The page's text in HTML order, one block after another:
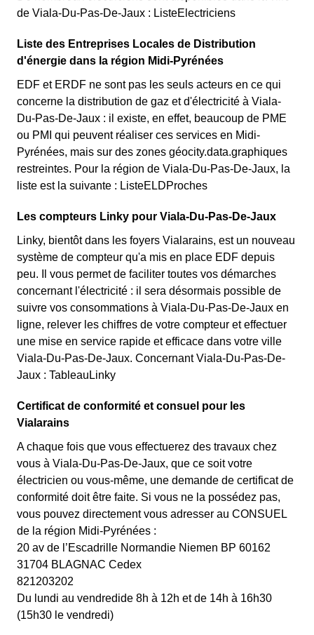
de Viala-Du-Pas-De-Jaux : ListeElectriciens
Liste des Entreprises Locales de Distribution
d'énergie dans la région Midi-Pyrénées
EDF et ERDF ne sont pas les seuls acteurs en ce qui
concerne la distribution de gaz et d'électricité à Viala-
Du-Pas-De-Jaux : il existe, en effet, beaucoup de PME
ou PMI qui peuvent réaliser ces services en Midi-
Pyrénées, mais sur des zones géocity.data.graphiques
restreintes. Pour la région de Viala-Du-Pas-De-Jaux, la
liste est la suivante : ListeELDProches
Les compteurs Linky pour Viala-Du-Pas-De-Jaux
Linky, bientôt dans les foyers Vialarains, est un nouveau
système de compteur qu'a mis en place EDF depuis
peu. Il vous permet de faciliter toutes vos démarches
concernant l'électricité : il sera désormais possible de
suivre vos consommations à Viala-Du-Pas-De-Jaux en
ligne, relever les chiffres de votre compteur et effectuer
une mise en service rapide et efficace dans votre ville
Viala-Du-Pas-De-Jaux. Concernant Viala-Du-Pas-De-
Jaux : TableauLinky
Certificat de conformité et consuel pour les
Vialarains
A chaque fois que vous effectuerez des travaux chez
vous à Viala-Du-Pas-De-Jaux, que ce soit votre
électricien ou vous-même, une demande de certificat de
conformité doit être faite. Si vous ne la possédez pas,
vous pouvez directement vous adresser au CONSUEL
de la région Midi-Pyrénées :
20 av de l’Escadrille Normandie Niemen BP 60162
31704 BLAGNAC Cedex
821203202
Du lundi au vendredide 8h à 12h et de 14h à 16h30
(15h30 le vendredi)